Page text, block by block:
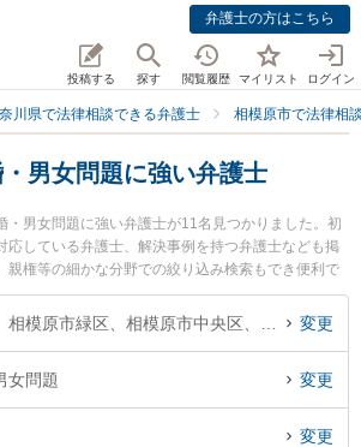
弁護士の方はこちら
投稿する 探す 閲覧履歴 マイリスト ログイン
川県で法律相談できる弁護士 相模原市で法律相
男女問題に強い弁護士
・男女問題に強い弁護士が11名見つかりました。初
応している弁護士、解決事例を持つ弁護士なども掲
親権等の細かな分野での絞り込み検索もでき便利で
吉村 浩太弁護士や東京スタートアップ法律事務所 相
、橋本さがみ総合法律事務所の井田 翔太弁護士のプ
ラブル解決の実績豊富な近くの弁護士を検索した
・男女問題を法律相談できる相模原市内の弁護士に
困りの相談者さんにおすすめです。
変更
女問題 変更
変更